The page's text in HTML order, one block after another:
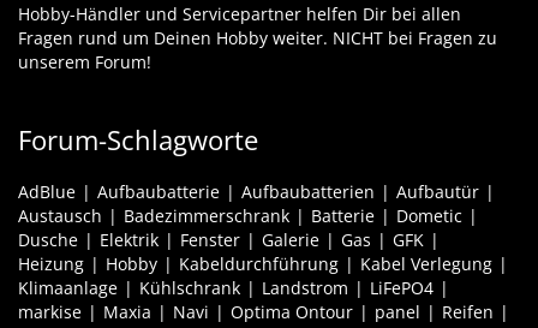
Hobby-Händler und Servicepartner helfen Dir bei allen
Fragen rund um Deinen Hobby weiter. NICHT bei Fragen zu
unserem Forum!
Forum-Schlagworte
AdBlue Aufbaubatterie Aufbaubatterien
Aufbautür
Austausch
Badezimmerschrank Batterie
Dometic
Dusche
Elektrik Fenster Galerie Gas
GFK
Heizung
Hobby Kabeldurchführung
Kabel Verlegung
Klimaanlage
Kühlschrank Landstrom
LiFePO4
markise
Maxia Navi Optima Ontour panel
Reifen